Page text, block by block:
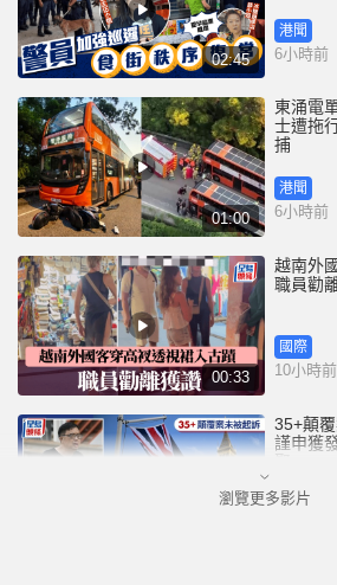
02:45
港聞
6小時前
01:00
東涌電
士遭拖
捕
港聞
6小時前
00:33
越南外
職員勸
國際
10小時前
35+顛
謹申獲
港聞
瀏覽更多影片